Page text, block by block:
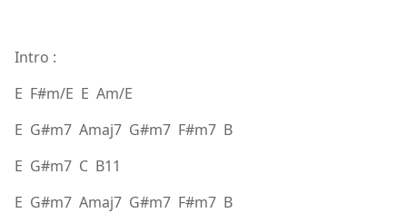
Intro :
E F#m/E E Am/E
E G#m7 Amaj7 G#m7 F#m7 B
E G#m7 C B11
E G#m7 Amaj7 G#m7 F#m7 B